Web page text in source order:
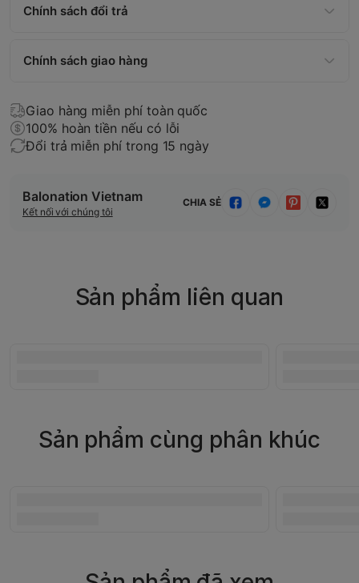
Chính sách đổi trả
Chính sách giao hàng
Giao hàng miễn phí toàn quốc
100% hoàn tiền nếu có lỗi
Đổi trả miễn phí trong 15 ngày
Balonation Vietnam
Kết nối với chúng tôi
CHIA SẺ
Sản phẩm liên quan
Sản phẩm cùng phân khúc